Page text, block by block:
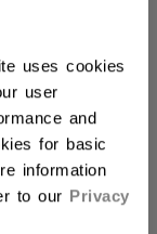
uses cookies
user
and
for basic
information
to our Privacy
LINKS ZUM